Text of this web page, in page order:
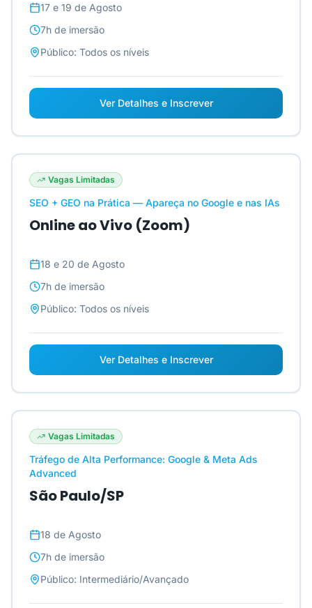
17 e 19 de Agosto
7h de imersão
Público: Todos os níveis
Ver Detalhes e Inscrever
Vagas Limitadas
SEO + GEO na Prática — Apareça no Google e nas IAs
Online ao Vivo (Zoom)
18 e 20 de Agosto
7h de imersão
Público: Todos os níveis
Ver Detalhes e Inscrever
Vagas Limitadas
Tráfego de Alta Performance: Google & Meta Ads
Advanced
São Paulo/SP
18 de Agosto
7h de imersão
Público: Intermediário/Avançado